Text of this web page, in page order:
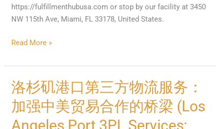
https://fulfillmenthubusa.com or stop by our facility at 3450
NW 115th Ave, Miami, FL 33178, United States.
Read More »
洛杉矶港口第三方物流服务：
加强中美贸易合作的桥梁 (Los
Angeles Port 3PL Services:
洛
杉
矶
港